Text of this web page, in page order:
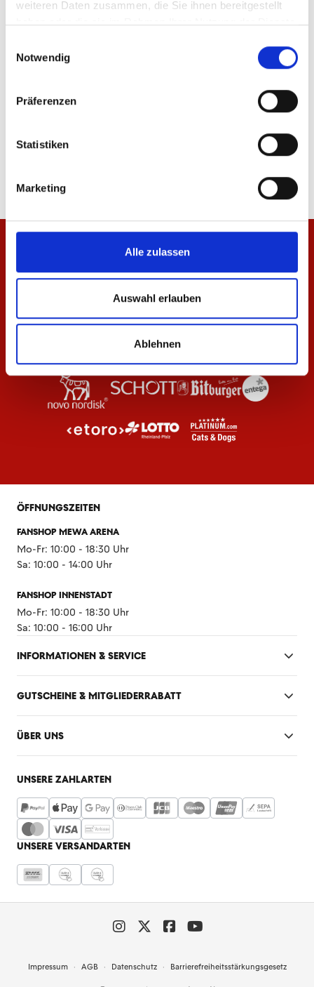
weiteren Daten zusammen, die Sie ihnen bereitgestellt
haben oder die sie im Rahmen Ihrer Nutzung der Dienste
Notwendig
Präferenzen
Statistiken
Marketing
Alle zulassen
Auswahl erlauben
Ablehnen
ÖFFNUNGSZEITEN
FANSHOP MEWA ARENA
Mo-Fr: 10:00 - 18:30 Uhr
Sa: 10:00 - 14:00 Uhr
FANSHOP INNENSTADT
Mo-Fr: 10:00 - 18:30 Uhr
Sa: 10:00 - 16:00 Uhr
INFORMATIONEN & SERVICE
GUTSCHEINE & MITGLIEDERRABATT
ÜBER UNS
UNSERE ZAHLARTEN
UNSERE VERSANDARTEN
Impressum AGB Datenschutz Barrierefreiheitsstärkungsgesetz